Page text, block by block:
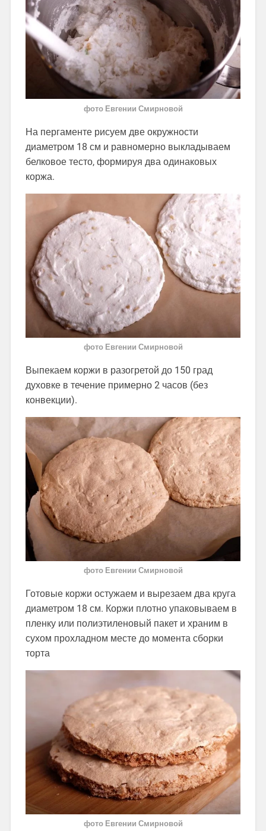
фото Евгении Смирновой
На пергаменте рисуем две окружности
диаметром 18 см и равномерно выкладываем
белковое тесто, формируя два одинаковых
коржа.
фото Евгении Смирновой
Выпекаем коржи в разогретой до 150 град
духовке в течение примерно 2 часов (без
конвекции).
фото Евгении Смирновой
Готовые коржи остужаем и вырезаем два круга
диаметром 18 см. Коржи плотно упаковываем в
пленку или полиэтиленовый пакет и храним в
сухом прохладном месте до момента сборки
торта
фото Евгении Смирновой